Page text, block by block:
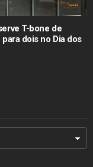
T-bone de
dois no Dia dos